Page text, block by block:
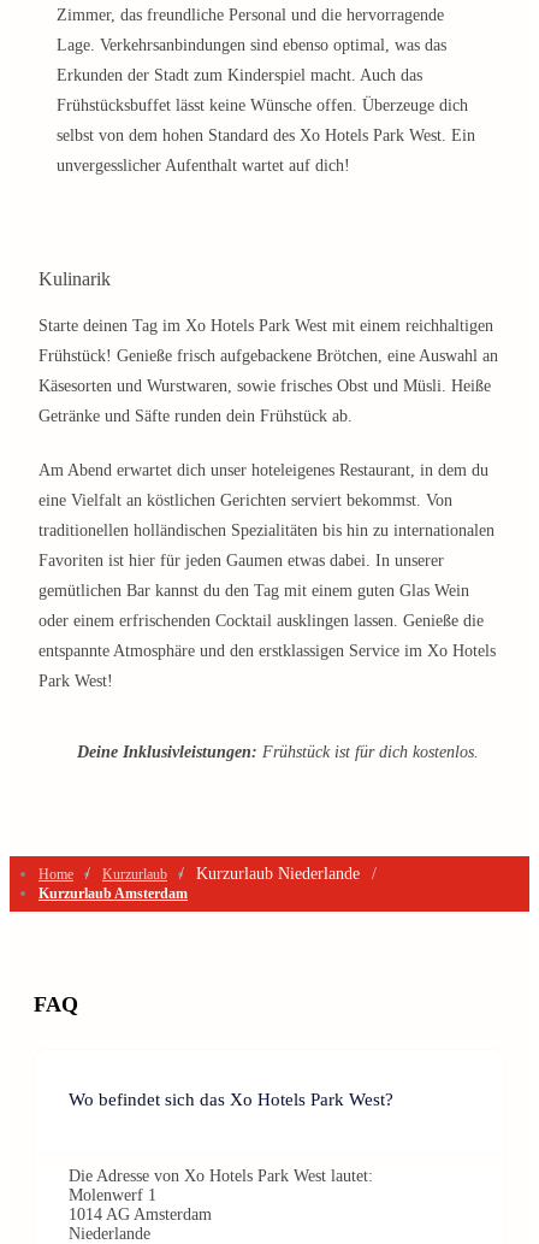
Zimmer, das freundliche Personal und die hervorragende
Lage. Verkehrsanbindungen sind ebenso optimal, was das
Erkunden der Stadt zum Kinderspiel macht. Auch das
Frühstücksbuffet lässt keine Wünsche offen. Überzeuge dich
selbst von dem hohen Standard des Xo Hotels Park West. Ein
unvergesslicher Aufenthalt wartet auf dich!
Kulinarik
Starte deinen Tag im Xo Hotels Park West mit einem reichhaltigen
Frühstück! Genieße frisch aufgebackene Brötchen, eine Auswahl an
Käsesorten und Wurstwaren, sowie frisches Obst und Müsli. Heiße
Getränke und Säfte runden dein Frühstück ab.
Am Abend erwartet dich unser hoteleigenes Restaurant, in dem du
eine Vielfalt an köstlichen Gerichten serviert bekommst. Von
traditionellen holländischen Spezialitäten bis hin zu internationalen
Favoriten ist hier für jeden Gaumen etwas dabei. In unserer
gemütlichen Bar kannst du den Tag mit einem guten Glas Wein
oder einem erfrischenden Cocktail ausklingen lassen. Genieße die
entspannte Atmosphäre und den erstklassigen Service im Xo Hotels
Park West!
Deine Inklusivleistungen: Frühstück ist für dich kostenlos.
Home / Kurzurlaub / Kurzurlaub Niederlande /
Kurzurlaub Amsterdam
FAQ
Wo befindet sich das Xo Hotels Park West?
Die Adresse von Xo Hotels Park West lautet:
Molenwerf 1
1014 AG Amsterdam
Niederlande